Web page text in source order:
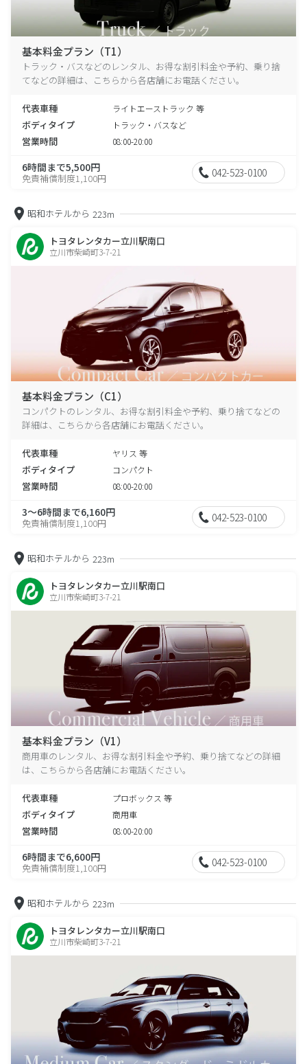
基本料金プラン（T1）
トラック・バスなどのレンタル、お得な割引料金や予約、乗り捨
てなどの詳細は、こちらから各店舗にお電話ください。
代表車種 ライトエーストラック 等
ボディタイプ トラック・バスなど
営業時間 08:00-20:00
6時間まで5,500円
免責補償制度1,100円 042-523-0100
昭和ホテルから 223m
トヨタレンタカー立川駅南口
立川市柴崎町3-7-21
基本料金プラン（C1）
コンパクトのレンタル、お得な割引料金や予約、乗り捨てなどの
詳細は、こちらから各店舗にお電話ください。
代表車種 ヤリス 等
ボディタイプ コンパクト
営業時間 08:00-20:00
3～6時間まで6,160円
免責補償制度1,100円 042-523-0100
昭和ホテルから 223m
トヨタレンタカー立川駅南口
立川市柴崎町3-7-21
基本料金プラン（V1）
商用車のレンタル、お得な割引料金や予約、乗り捨てなどの詳細
は、こちらから各店舗にお電話ください。
代表車種 プロボックス 等
ボディタイプ 商用車
営業時間 08:00-20:00
6時間まで6,600円
免責補償制度1,100円 042-523-0100
昭和ホテルから 223m
トヨタレンタカー立川駅南口
立川市柴崎町3-7-21